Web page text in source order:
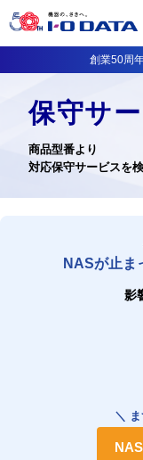
創業50周
保守サ
商品型番より
対応保守サービスを
NASが止ま
影
＼